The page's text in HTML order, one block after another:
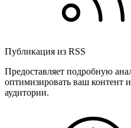
Публикация из RSS
Предоставляет подробную
оптимизировать ваш контент
аудитории.